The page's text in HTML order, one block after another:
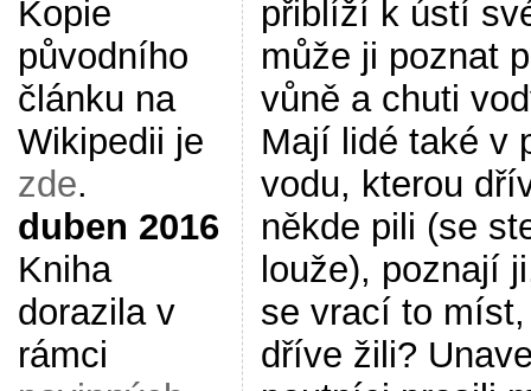
Kopie
původního
článku na
Wikipedii je
zde.
duben 2016
Kniha
dorazila v
rámci
přiblíží k ústí
může ji poznat
vůně a chuti
Mají lidé také v
vodu, kterou
někde pili (se
louže), poznají
se vrací to
dříve žili?